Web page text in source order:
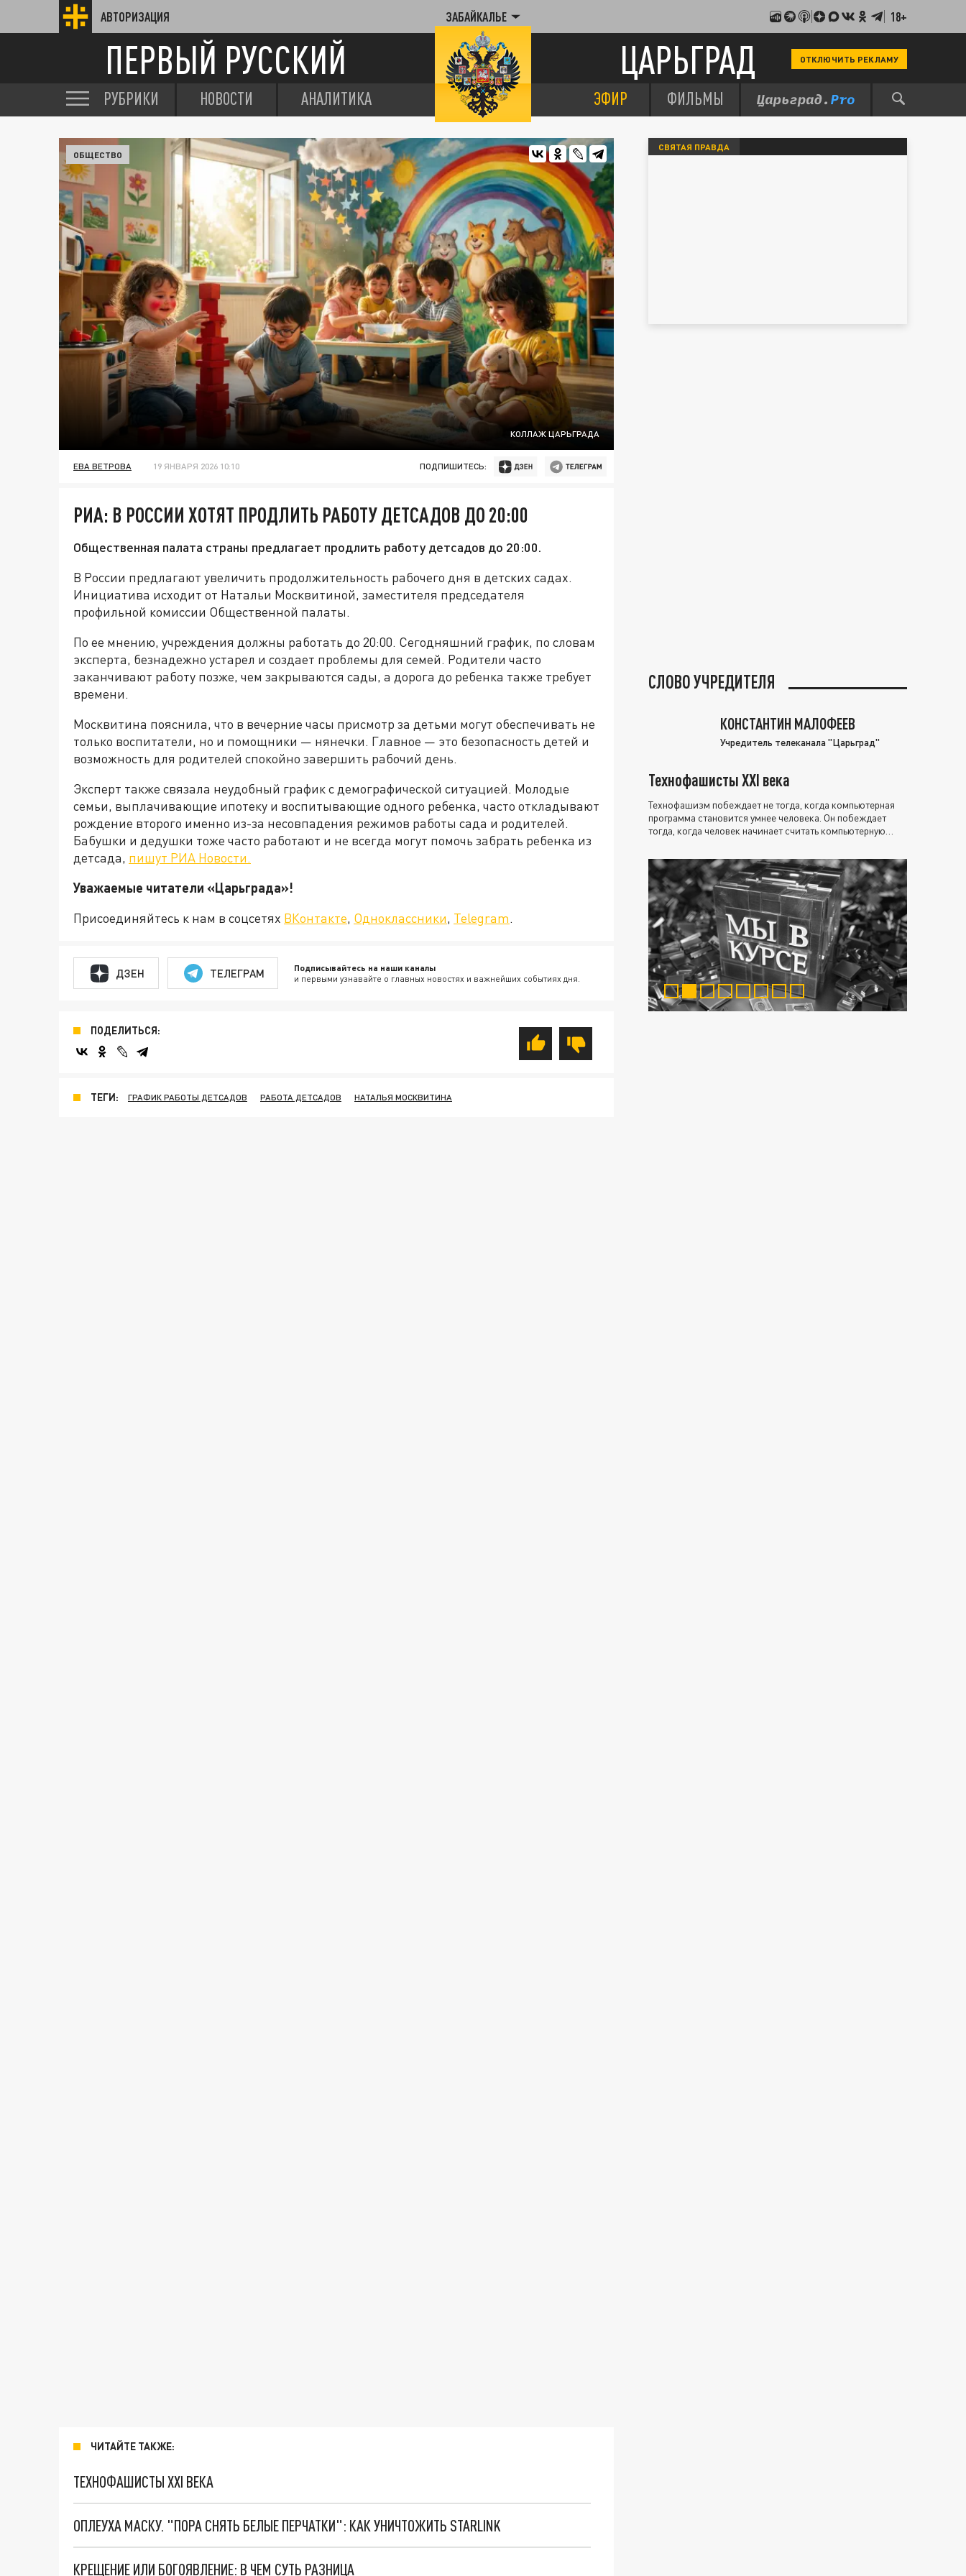
АВТОРИЗАЦИЯ ЗАБАЙКАЛЬЕ 18+
ПЕРВЫЙ РУССКИЙ ЦАРЬГРАД ОТКЛЮЧИТЬ РЕКЛАМУ
РУБРИКИ НОВОСТИ АНАЛИТИКА ЭФИР ФИЛЬМЫ
КОЛЛАЖ ЦАРЬГРАДА
ОБЩЕСТВО
ЕВА ВЕТРОВА 19 ЯНВАРЯ 2026 10:10 ПОДПИШИТЕСЬ:
РИА: В РОССИИ ХОТЯТ ПРОДЛИТЬ РАБОТУ ДЕТСАДОВ ДО 20:00
Общественная палата страны предлагает продлить работу детсадов до 20:00.
В России предлагают увеличить продолжительность рабочего дня в детских садах.
Инициатива исходит от Натальи Москвитиной, заместителя председателя
профильной комиссии Общественной палаты.
По ее мнению, учреждения должны работать до 20:00. Сегодняшний график, по словам
эксперта, безнадежно устарел и создает проблемы для семей. Родители часто
заканчивают работу позже, чем закрываются сады, а дорога до ребенка также требует
времени.
Москвитина пояснила, что в вечерние часы присмотр за детьми могут обеспечивать не
только воспитатели, но и помощники — нянечки. Главное — это безопасность детей и
возможность для родителей спокойно завершить рабочий день.
Эксперт также связала неудобный график с демографической ситуацией. Молодые
семьи, выплачивающие ипотеку и воспитывающие одного ребенка, часто откладывают
рождение второго именно из-за несовпадения режимов работы сада и родителей.
Бабушки и дедушки тоже часто работают и не всегда могут помочь забрать ребенка из
детсада, пишут РИА Новости.
Уважаемые читатели «Царьграда»!
Присоединяйтесь к нам в соцсетях ВКонтакте, Одноклассники, Telegram.
ДЗЕН ТЕЛЕГРАМ Подписывайтесь на наши каналы
и первыми узнавайте о главных новостях и важнейших событиях дня.
ПОДЕЛИТЬСЯ:
ТЕГИ: ГРАФИК РАБОТЫ ДЕТСАДОВ РАБОТА ДЕТСАДОВ НАТАЛЬЯ МОСКВИТИНА
ЧИТАЙТЕ ТАКЖЕ:
ТЕХНОФАШИСТЫ XXI ВЕКА
ОПЛЕУХА МАСКУ. "ПОРА СНЯТЬ БЕЛЫЕ ПЕРЧАТКИ": КАК УНИЧТОЖИТЬ STARLINK
КРЕЩЕНИЕ ИЛИ БОГОЯВЛЕНИЕ: В ЧЕМ СУТЬ РАЗНИЦА
СВЯТАЯ ПРАВДА
СЛОВО УЧРЕДИТЕЛЯ
КОНСТАНТИН МАЛОФЕЕВ
Учредитель телеканала "Царьград"
Технофашисты XXI века
Технофашизм побеждает не тогда, когда компьютерная
программа становится умнее человека. Он побеждает
тогда, когда человек начинает считать компьютерную